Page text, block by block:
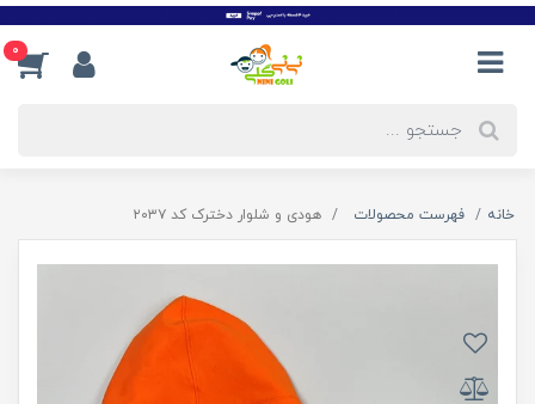
0
خانه فهرست محصولات هودی و شلوار دخترک کد ۲۰۳۷